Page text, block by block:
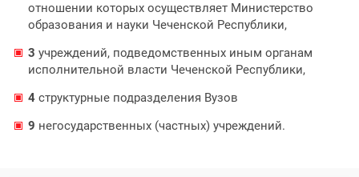
отношении которых осуществляет Министерство
образования и науки Чеченской Республики,
3 учреждений, подведомственных иным органам
исполнительной власти Чеченской Республики,
4 структурные подразделения Вузов
9 негосударственных (частных) учреждений.